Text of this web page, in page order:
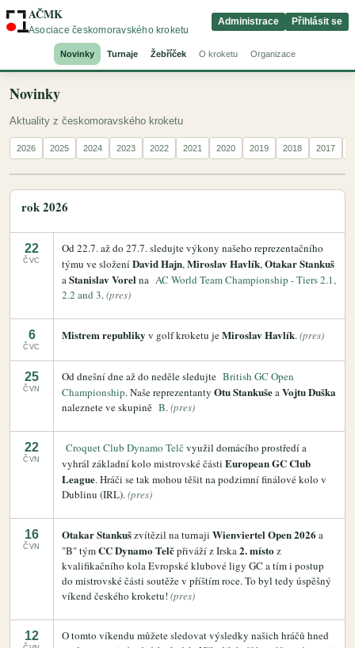
AČMK
Asociace českomoravského kroketu
Novinky Turnaje Žebříček O kroketu Organizace
Administrace Přihlásit se
Novinky
Aktuality z českomoravského kroketu
2026 2025 2024 2023 2022 2021 2020 2019 2018 2017
rok 2026
22
ČVC
Od 22.7. až do 27.7. sledujte výkony našeho reprezentačního
týmu ve složeníDavid Hajn,Miroslav Havlík,Otakar Stankuš
aStanislav Vorelna AC World Team Championship - Tiers 2.1,
2.2 and 3.(pres)
6
ČVC
Mistrem republiky v golf kroketu jeMiroslav Havlík.(pres)
25
ČVN
Od dnešní dne až do neděle sledujte British GC Open
Championship. Naše reprezentanty Otu StankušeaVojtu Duška
naleznete ve skupině B.(pres)
22
ČVN
Croquet Club Dynamo Telč využil domácího prostředí a
vyhrál základní kolo mistrovské části European GC Club
League. Hráči se tak mohou těšit na podzimní finálové kolo v
Dublinu (IRL).(pres)
16
ČVN
Otakar Stankušzvítězil na turnaji Wienviertel Open 2026 a
"B" týmCC Dynamo Telčpřiváží z Irska2. místo z
kvalifikačního kola Evropské klubové ligy GC a tím i postup
do mistrovské části soutěže v příštím roce. To byl tedy úspěšný
víkend českého kroketu! (pres)
12
O tomto víkendu můžete sledovat výsledky našich hráčů hned